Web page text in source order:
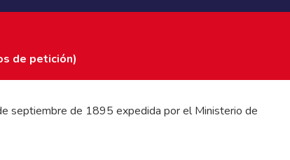
de petición)
septiembre de 1895 expedida por el Ministerio de